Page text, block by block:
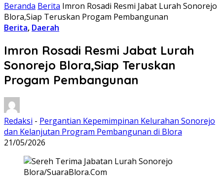
Beranda Berita Imron Rosadi Resmi Jabat Lurah Sonorejo
Blora,Siap Teruskan Progam Pembangunan
Berita, Daerah
Imron Rosadi Resmi Jabat Lurah
Sonorejo Blora,Siap Teruskan
Progam Pembangunan
Redaksi - Pergantian Kepemimpinan Kelurahan Sonorejo
dan Kelanjutan Program Pembangunan di Blora
21/05/2026